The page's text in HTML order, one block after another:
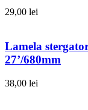
29,00 lei
Lamela
27’/680mm
38,00 lei